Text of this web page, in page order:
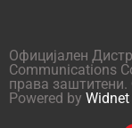
Официјален
Communications
права
Powered by